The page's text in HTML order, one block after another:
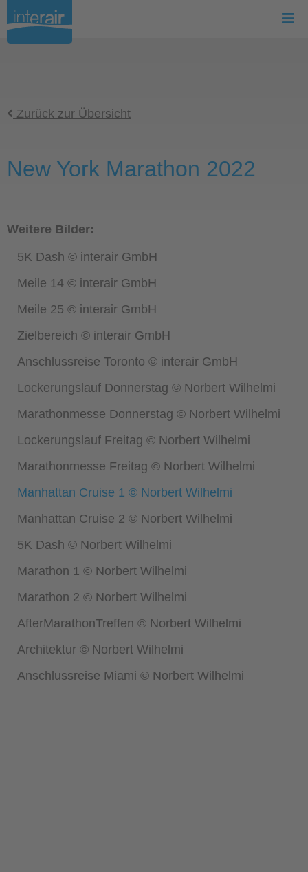
Zurück zur Übersicht
New York Marathon 2022
Weitere Bilder:
5K Dash © interair GmbH
Meile 14 © interair GmbH
Meile 25 © interair GmbH
Zielbereich © interair GmbH
Anschlussreise Toronto © interair GmbH
Lockerungslauf Donnerstag © Norbert Wilhelmi
Marathonmesse Donnerstag © Norbert Wilhelmi
Lockerungslauf Freitag © Norbert Wilhelmi
Marathonmesse Freitag © Norbert Wilhelmi
Manhattan Cruise 1 © Norbert Wilhelmi
Manhattan Cruise 2 © Norbert Wilhelmi
5K Dash © Norbert Wilhelmi
Marathon 1 © Norbert Wilhelmi
Marathon 2 © Norbert Wilhelmi
AfterMarathonTreffen © Norbert Wilhelmi
Architektur © Norbert Wilhelmi
Anschlussreise Miami © Norbert Wilhelmi